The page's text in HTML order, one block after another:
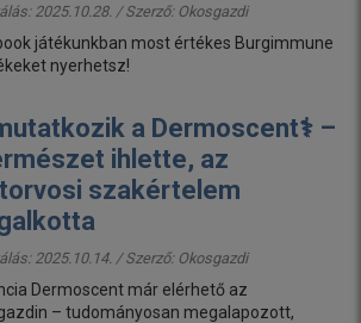
2025.10.28. / Szerző: Okosgazdi
játékunkban most értékes Burgimmune
nyerhetsz!
a Dermoscent⚕️ –
ihlette, az
szakértelem
2025.10.14. / Szerző: Okosgazdi
Dermoscent már elérhető az
– tudományosan megalapozott,